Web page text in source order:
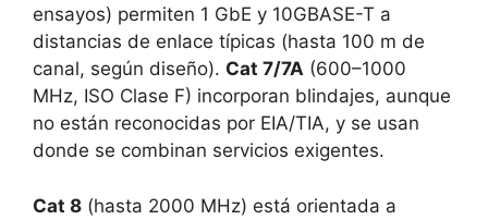
ensayos) permiten 1 GbE y 10GBASE-T a
distancias de enlace típicas (hasta 100 m de
canal, según diseño). Cat 7/7A (600–1000
MHz, ISO Clase F) incorporan blindajes, aunque
no están reconocidas por EIA/TIA, y se usan
donde se combinan servicios exigentes.
Cat 8 (hasta 2000 MHz) está orientada a